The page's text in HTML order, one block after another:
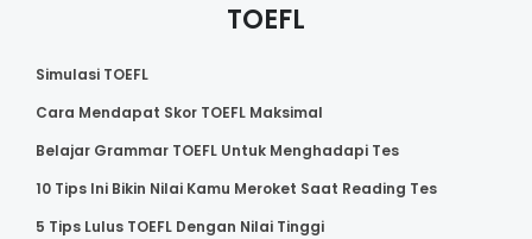
TOEFL
Simulasi TOEFL
Cara Mendapat Skor TOEFL Maksimal
Belajar Grammar TOEFL Untuk Menghadapi Tes
10 Tips Ini Bikin Nilai Kamu Meroket Saat Reading Tes
5 Tips Lulus TOEFL Dengan Nilai Tinggi